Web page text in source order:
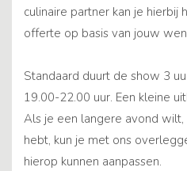
culinaire partner kan je hierbij
offerte op basis van jouw
Standaard duurt de show 3
19.00-22.00 uur. Een kleine
Als je een langere avond
hebt, kun je met ons
hierop kunnen aanpassen.